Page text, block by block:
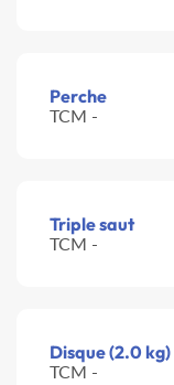
Perche
TCM -
Triple saut
TCM -
Disque (2.0 kg)
TCM -